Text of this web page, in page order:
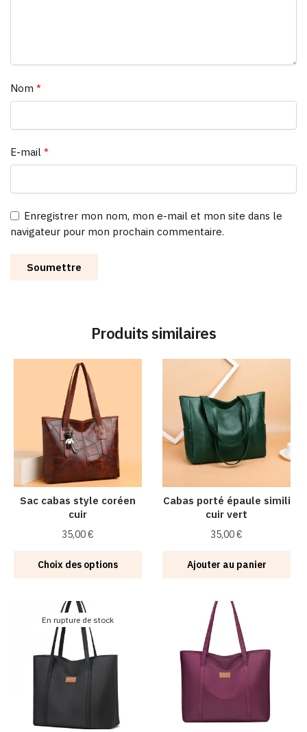
Nom *
E-mail *
Enregistrer mon nom, mon e-mail et mon site dans le
navigateur pour mon prochain commentaire.
Produits similaires
Sac cabas style coréen
cuir
35,00€
Choix des options
Ce
produit
plusieurs
variations.
Les
options
sur
Cabas porté épaule simili
cuir vert
35,00€
Ajouter au panier
En rupture de stock